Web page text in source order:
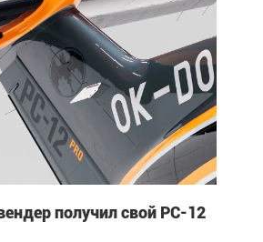
получил свой PC-12